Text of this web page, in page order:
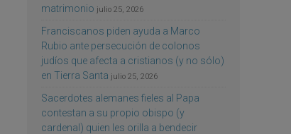
matrimonio julio 25, 2026
Franciscanos piden ayuda a Marco
Rubio ante persecución de colonos
judíos que afecta a cristianos (y no sólo)
en Tierra Santa julio 25, 2026
Sacerdotes alemanes fieles al Papa
contestan a su propio obispo (y
cardenal) quien les orilla a bendecir